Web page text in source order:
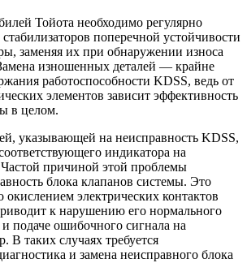
Тойота необходимо регулярно
поперечной устойчивости
заменяя их при обнаружении износа
изношенных деталей — крайне
работоспособности KDSS, ведь от
элементов зависит эффективность
в целом.
указывающей на неисправность KDSS,
индикатора на
причиной этой проблемы
блока клапанов системы. Это
электрических контактов
к нарушению его нормального
подаче ошибочного сигнала на
В таких случаях требуется
и замена неисправного блока